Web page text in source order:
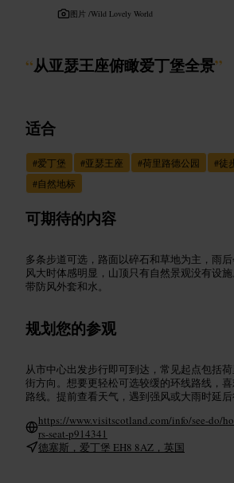
图片 /Wild Lovely World
“从亚瑟王座俯瞰爱丁堡全景”
适合
#爱丁堡 #亚瑟王座 #荷里路德公园 #徒
#自然地标
可期待的内容
多条步道可选，路面以碎石和草地为主，雨后
风大时体感明显，山顶只有自然景观没有设施
带防风外套和水。
规划您的参观
从市中心出发步行即可到达，常见起点包括
街方向。想要更轻松可选较缓的环线路线，
路线。提前查看天气，遇到强风或大雨时延后
https://www.visitscotland.com/info/see-do/
rs-seat-p914341
德塞斯，爱丁堡 EH8 8AZ，英国